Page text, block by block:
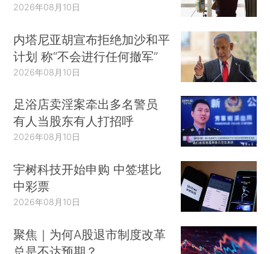
2026年08月10日
内塔尼亚胡宣布拒绝加沙和平
计划 称“不会进行任何撤军”
2026年08月10日
足浴店卖淫案牵出多名警员
有人当股东有人打招呼
2026年08月10日
宇树科技开始申购 中签堪比
中彩票
2026年08月10日
聚焦｜为何A股退市制度改革
总是不达预期？